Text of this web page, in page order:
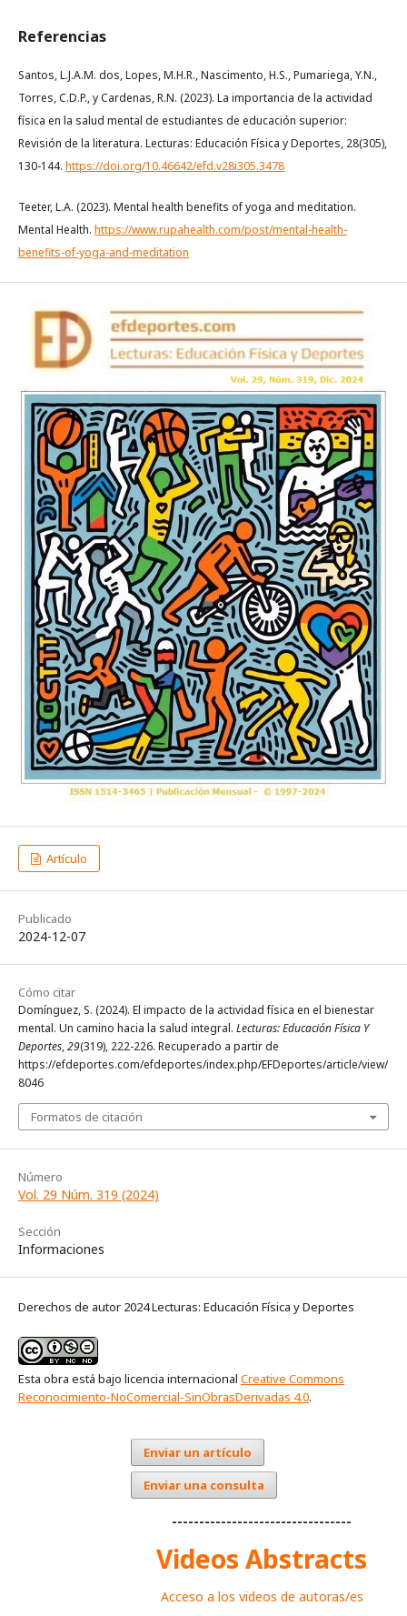
Referencias
Santos, L.J.A.M. dos, Lopes, M.H.R., Nascimento, H.S., Pumariega, Y.N.,
Torres, C.D.P., y Cardenas, R.N. (2023). La importancia de la actividad
física en la salud mental de estudiantes de educación superior:
Revisión de la literatura. Lecturas: Educación Física y Deportes, 28(305),
130-144. https://doi.org/10.46642/efd.v28i305.3478
Teeter, L.A. (2023). Mental health benefits of yoga and meditation.
Mental Health. https://www.rupahealth.com/post/mental-health-
benefits-of-yoga-and-meditation
Artículo
Publicado
2024-12-07
Cómo citar
Domínguez, S. (2024). El impacto de la actividad física en el bienestar
mental. Un camino hacia la salud integral. Lecturas: Educación Física Y
Deportes,29(319), 222-226. Recuperado a partir de
https://efdeportes.com/efdeportes/index.php/EFDeportes/article/view/
8046
Formatos de citación
Número
Vol. 29 Núm. 319 (2024)
Sección
Informaciones
Derechos de autor 2024 Lecturas: Educación Física y Deportes
Esta obra está bajo licencia internacional Creative Commons
Reconocimiento-NoComercial-SinObrasDerivadas 4.0.
Enviar un artículo
Enviar una consulta
---------------------------------
Videos Abstracts
Acceso a los videos de autoras/es